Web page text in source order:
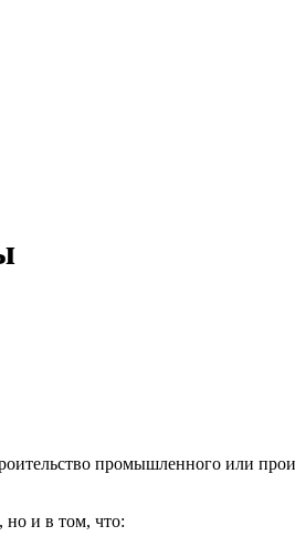
промышленного или
но и в том, что: